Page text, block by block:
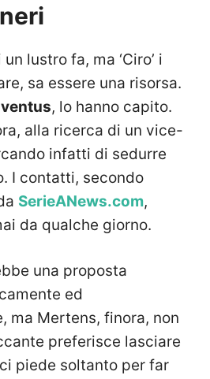
lustro fa, ma ‘Ciro’ i
sa essere una risorsa.
, lo hanno capito.
alla ricerca di un vice-
infatti di sedurre
I contatti, secondo
SerieANews.com,
da qualche giorno.
una proposta
ed
ma Mertens, finora, non
preferisce lasciare
piede soltanto per far